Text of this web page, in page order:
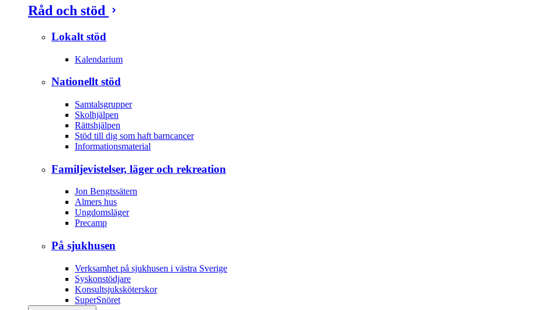
Råd och stöd
Lokalt stöd
Kalendarium
Nationellt stöd
Samtalsgrupper
Skolhjälpen
Rättshjälpen
Stöd till dig som haft barncancer
Informationsmaterial
Familjevistelser, läger och rekreation
Jon Bengtssätern
Almers hus
Ungdomsläger
Precamp
På sjukhusen
Verksamhet på sjukhusen i västra Sverige
Syskonstödjare
Konsultsjuksköterskor
SuperSnöret